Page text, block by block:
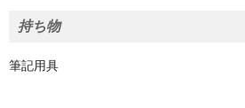
持ち物
筆記用具